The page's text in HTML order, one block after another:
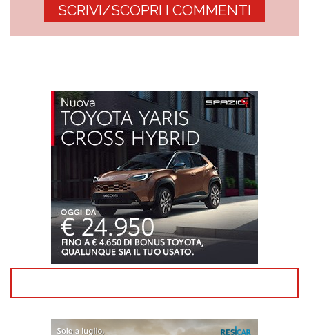
SCRIVI/SCOPRI I COMMENTI